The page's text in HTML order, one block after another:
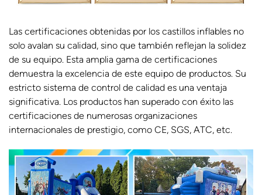
Las certificaciones obtenidas por los castillos inflables no
solo avalan su calidad, sino que también reflejan la solidez
de su equipo. Esta amplia gama de certificaciones
demuestra la excelencia de este equipo de productos. Su
estricto sistema de control de calidad es una ventaja
significativa. Los productos han superado con éxito las
certificaciones de numerosas organizaciones
internacionales de prestigio, como CE, SGS, ATC, etc.